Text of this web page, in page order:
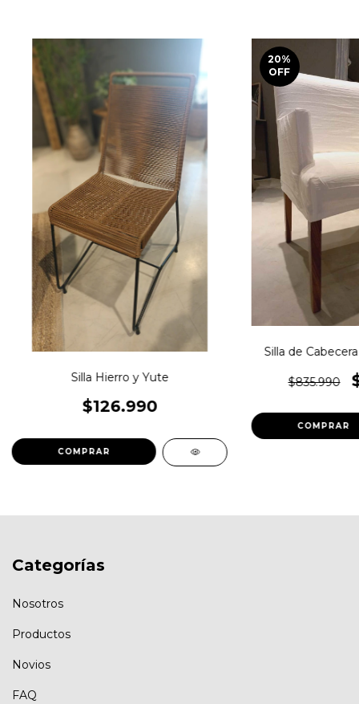
Silla Hierro y Yute
$126.990
20%
OFF
Silla de
$835.990
Categorías
Nosotros
Productos
Novios
FAQ